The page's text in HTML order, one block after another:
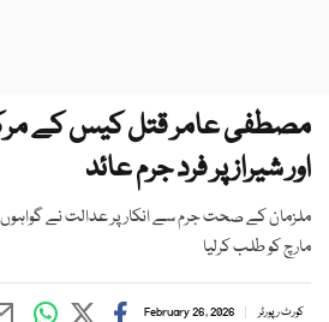
مصطفی عامر قتل کیس کے
اور شیراز پر فرد جرم عائد
مارچ کو طلب کرلیا
کورٹ رپورٹر February 26, 2026